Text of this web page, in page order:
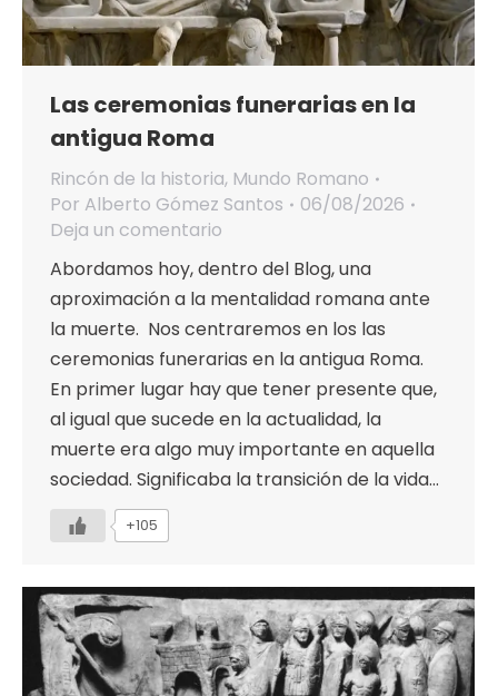
Las ceremonias funerarias en la
antigua Roma
Rincón de la historia, Mundo Romano
Por Alberto Gómez Santos
06/08/2026
Deja un comentario
Abordamos hoy, dentro del Blog, una
aproximación a la mentalidad romana ante
la muerte. Nos centraremos en los las
ceremonias funerarias en la antigua Roma.
En primer lugar hay que tener presente que,
al igual que sucede en la actualidad, la
muerte era algo muy importante en aquella
sociedad. Significaba la transición de la vida…
+105